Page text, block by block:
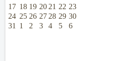
17 18 19 20 21 22 23
24 25 26 27 28 29 30
31
1 2 3 4 5 6